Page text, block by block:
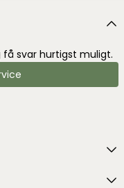
svar hurtigst muligt.